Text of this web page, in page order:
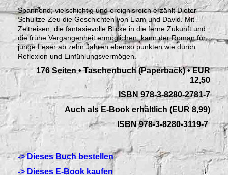
Spannend, vielschichtig und ereignisreich erzählt Dieter
Schultze-Zeu die Geschichten von Liam und David. Mit
Zeitreisen, die fantasievolle Blicke in die ferne Zukunft und
die frühe Vergangenheit ermöglichen, kann der Roman für
junge Leser ab zehn Jahren ebenso punkten wie durch
Reflexion und Einfühlungsvermögen.
176 Seiten • Taschenbuch (Paperback) • EUR
12,50
ISBN 978-3-8280-2781-7
Auch als E-Book erhältlich (EUR 8,99)
ISBN978-3-8280-3119-7
-> Dieses Buch bestellen
-> Dieses E-Book kaufen